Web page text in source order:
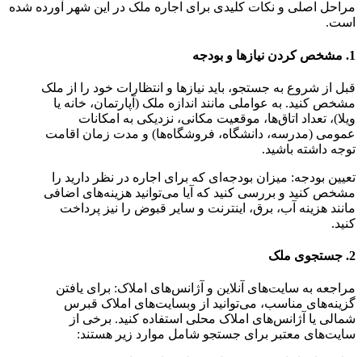
مراحل اصلی و نکات کلیدی برای اجاره ملک در این شهر آورده شده
است.
1. مشخص کردن نیازها و بودجه
قبل از شروع به جستجو، باید نیازها و انتظارات خود را از ملک
مشخص کنید. به عواملی مانند اندازه ملک (آپارتمان، خانه یا
ویلا)، تعداد اتاق‌ها، موقعیت مکانی، نزدیکی به امکانات
عمومی (مدرسه، دانشگاه، فروشگاه‌ها) و مدت زمان اقامت
توجه داشته باشید.
تعیین بودجه: میزان بودجه‌ای که برای اجاره در نظر دارید را
مشخص کنید و بررسی کنید که آیا می‌توانید هزینه‌های اضافی
مانند هزینه آب، برق، اینترنت و سایر قبوض را نیز پرداخت
کنید.
2. جستجوی ملک
مراجعه به سایت‌های آنلاین و آژانس‌های املاک: برای یافتن
گزینه‌های مناسب، می‌توانید از وبسایت‌های املاک قبرس
شمالی یا آژانس‌های املاک محلی استفاده کنید. برخی از
سایت‌های معتبر برای جستجو شامل موارد زیر هستند: